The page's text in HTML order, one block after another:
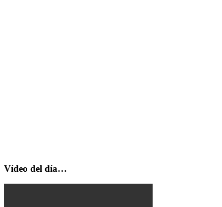
Vídeo del día…